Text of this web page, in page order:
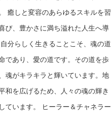
癒しと変容のあらゆるスキルを習
び、豊かさに満ち溢れた人生へ導
分らしく生きることこそ、魂の道
であり、愛の道です。その道を歩
魂がキラキラと輝いています。地
和を広げるため、人々の魂の輝き
ています。 ヒーラー＆チャネラー